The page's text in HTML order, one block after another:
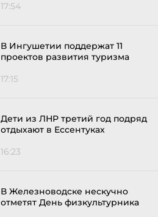
17:54
В Ингушетии поддержат 11
проектов развития туризма
17:15
Дети из ЛНР третий год подряд
отдыхают в Ессентуках
16:23
В Железноводске нескучно
отметят День физкультурника